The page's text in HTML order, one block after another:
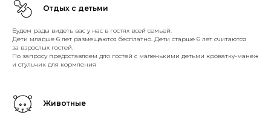
Отдых с детьми
Будем рады видеть вас у нас в гостях всей семьей.
Дети младше 6 лет размещаются бесплатно. Дети старше 6 лет считаются
за взрослых гостей.
По запросу предоставляем для гостей с маленькими детьми кроватку-манеж
и стульчик для кормления
Животные